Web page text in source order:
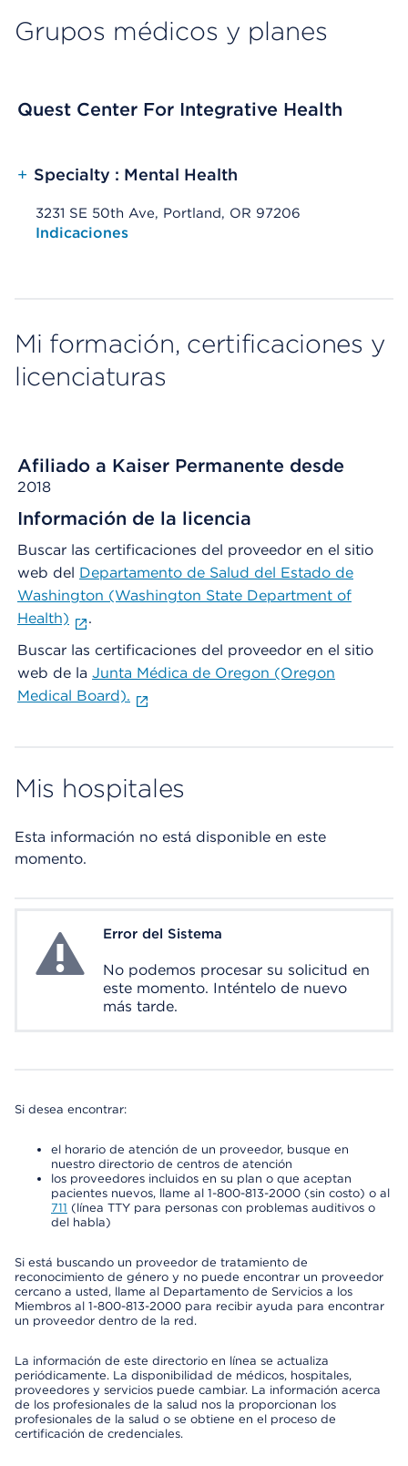
Grupos médicos y planes
Quest Center For Integrative Health
+ Specialty : Mental Health
3231 SE 50th Ave, Portland, OR 97206
Opens native map application on mobile devices
Indicaciones
Mi formación, certificaciones y
licenciaturas
Afiliado a Kaiser Permanente desde
2018
Información de la licencia
Buscar las certificaciones del proveedor en el sitio
web del Departamento de Salud del Estado de
Washington (Washington State Department of
Health)
.
Buscar las certificaciones del proveedor en el sitio
web de la Junta Médica de Oregon (Oregon
Medical Board).
Mis hospitales
Esta información no está disponible en este
momento.
System ErrorError del Sistema
No podemos procesar su solicitud en
este momento. Inténtelo de nuevo
más tarde.
Si desea encontrar:
el horario de atención de un proveedor, busque en
nuestro directorio de centros de atención
los proveedores incluidos en su plan o que aceptan
pacientes nuevos, llame al 1-800-813-2000 (sin costo) o al
711 (línea TTY para personas con problemas auditivos o
del habla)
Si está buscando un proveedor de tratamiento de
reconocimiento de género y no puede encontrar un proveedor
cercano a usted, llame al Departamento de Servicios a los
Miembros al 1-800-813-2000 para recibir ayuda para encontrar
un proveedor dentro de la red.
La información de este directorio en línea se actualiza
periódicamente. La disponibilidad de médicos, hospitales,
proveedores y servicios puede cambiar. La información acerca
de los profesionales de la salud nos la proporcionan los
profesionales de la salud o se obtiene en el proceso de
certificación de credenciales.